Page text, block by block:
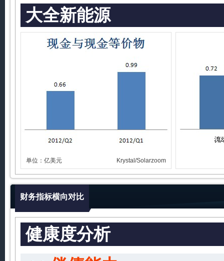
大全新能源
Krystal/Solarzoom
单位：亿美元
财务指标横向对比
健康度分析